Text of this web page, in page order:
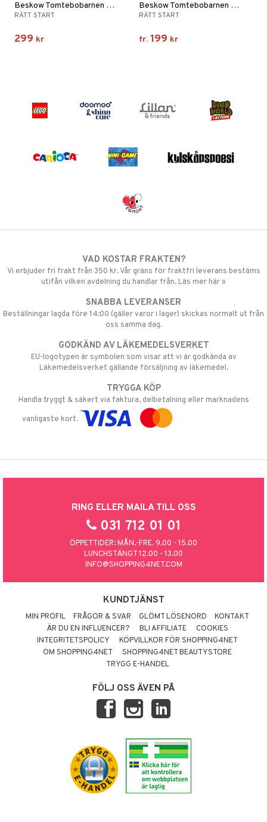
Beskow Tomtebobarnen Påslakanset Beige
RÄTT START
299 kr
Beskow Tomtebobarnen Påslakanset Grön
RÄTT START
fr. 199 kr
VAD KOSTAR FRAKTEN?
Vi erbjuder fri frakt från 350 kr. Vår gräns för fraktfri leverans bestäms
utifån vilken avdelning du handlar från. Läs mer här »
SNABBA LEVERANSER
Beställningar lagda före 14:00 (gäller varor i lager) skickas normalt ut från
oss samma dag.
GODKÄND AV LÄKEMEDELSVERKET
EU-logotypen är symbolen som visar att vi är godkända av
Läkemedelsverket gällande försäljning av läkemedel.
TRYGGA KÖP
Handla tryggt & säkert via faktura, delbetalning eller marknadens
vanligaste kort.
RING ELLER MAILA TILL OSS
031 712 01 01
ÖPPETTIDER: MÅN.-FRE. 9.00 - 15.00
LUNCHSTÄNGT 12.00 - 13.00
INFO@SHOPPING4NET.COM
KUNDTJÄNST
MIN PROFIL FRÅGOR & SVAR GLÖMT LÖSENORD
KONTAKT
ÄR DU EN INFLUENCER?
BLI AFFILIATE
COOKIES
INTEGRITETSPOLICY
KÖPVILLKOR FÖR SHOPPING4NET
OM SHOPPING4NET
SHOPPING4NET BEAUTYSTORE
TRYGG E-HANDEL
FÖLJ OSS ÄVEN PÅ